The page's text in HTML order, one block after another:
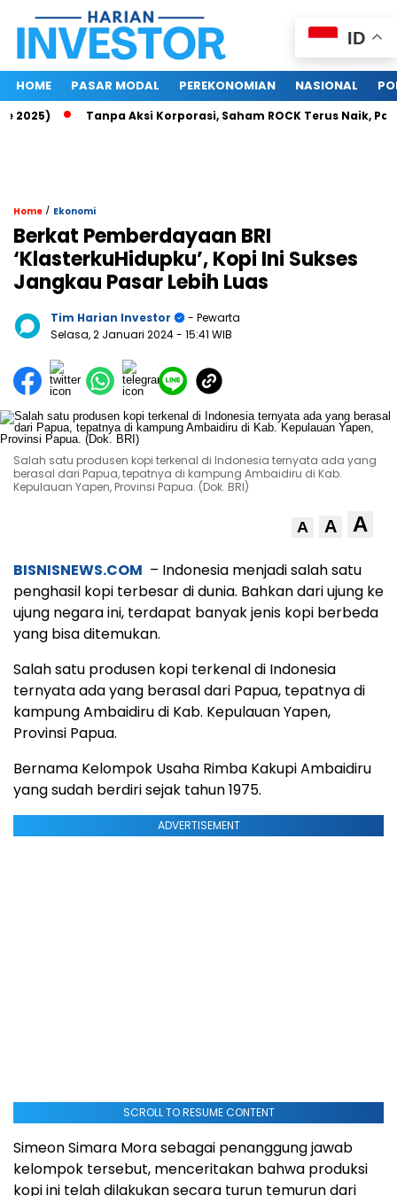
HOME PASAR MODAL PEREKONOMIAN NASIONAL
Tanpa Aksi Korporasi, Saham ROCK Terus Naik, Pasar
Home / Ekonomi
Berkat Pemberdayaan BRI
‘KlasterkuHidupku’, Kopi Ini Sukses
Jangkau Pasar Lebih Luas
Tim Harian Investor
- Pewarta
Selasa, 2 Januari 2024- 15:41 WIB
Salah satu produsen kopi terkenal di Indonesia ternyata ada yang
berasal dari Papua, tepatnya di kampung Ambaidiru di Kab.
Kepulauan Yapen, Provinsi Papua. (Dok. BRI)
A A A
BISNISNEWS.COM – Indonesia menjadi salah satu
penghasil kopi terbesar di dunia. Bahkan dari ujung ke
ujung negara ini, terdapat banyak jenis kopi berbeda
yang bisa ditemukan.
Salah satu produsen kopi terkenal di Indonesia
ternyata ada yang berasal dari Papua, tepatnya di
kampung Ambaidiru di Kab. Kepulauan Yapen,
Provinsi Papua.
Bernama Kelompok Usaha Rimba Kakupi Ambaidiru
yang sudah berdiri sejak tahun 1975.
ADVERTISEMENT
SCROLL TO RESUME CONTENT
Simeon Simara Mora sebagai penanggung jawab
kelompok tersebut, menceritakan bahwa produksi
kopi ini telah dilakukan secara turun temurun dari
ID